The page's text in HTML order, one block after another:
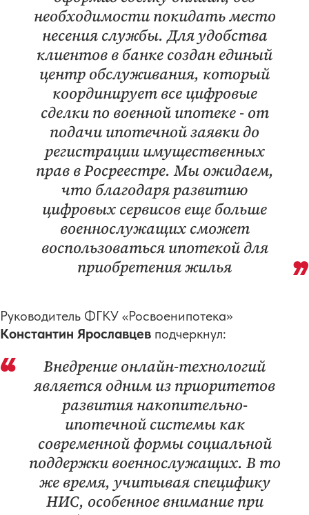
необходимости покидать место
несения службы. Для удобства
клиентов в банке создан единый
центр обслуживания, который
координирует все цифровые
сделки по военной ипотеке - от
подачи ипотечной заявки до
регистрации имущественных
прав в Росреестре. Мы ожидаем,
что благодаря развитию
цифровых сервисов еще больше
военнослужащих сможет
воспользоваться ипотекой для
приобретения жилья
Руководитель ФГКУ «Росвоенипотека»
Константин Ярославцев подчеркнул:
Внедрение онлайн-технологий
является одним из приоритетов
развития накопительно-
ипотечной системы как
современной формы социальной
поддержки военнослужащих. В то
же время, учитывая специфику
НИС, особенное внимание при